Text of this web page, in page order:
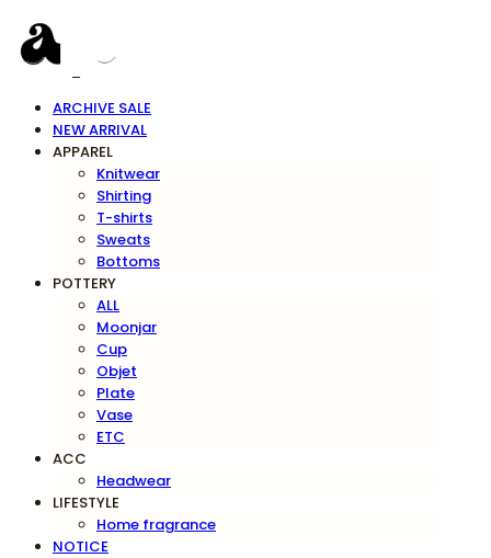
ARCHIVE SALE
NEW ARRIVAL
APPAREL
Knitwear
Shirting
T-shirts
Sweats
Bottoms
POTTERY
ALL
Moonjar
Cup
Objet
Plate
Vase
ETC
ACC
Headwear
LIFESTYLE
Home fragrance
NOTICE